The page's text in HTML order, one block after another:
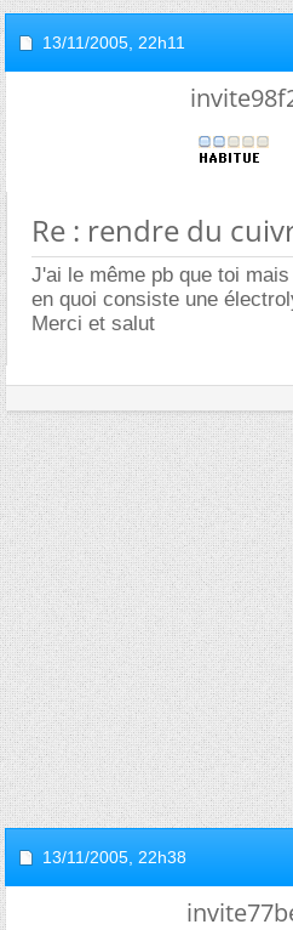
13/11/2005, 22h11
Re : rendre du
J'ai le même pb que toi
en quoi consiste une
Merci et salut
13/11/2005, 22h38